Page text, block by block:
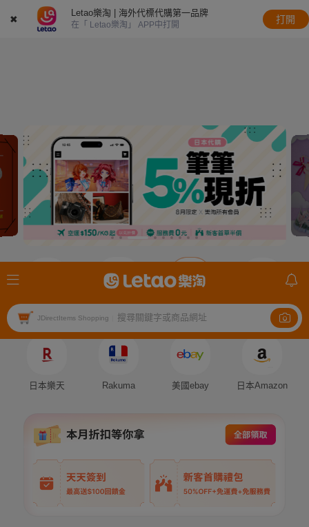
✖
Letao樂淘 | 海外代標代購第一品牌
在「 Letao樂淘」 APP中打開
打開
JDirectItems Shopping 搜尋關鍵字或商品網址
Auction
Fleamarket
Shopping
mercari
日本樂天 Rakuma 美國ebay 日本Amazon